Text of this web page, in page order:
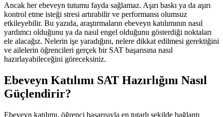
Ancak her ebeveyn tutumu fayda sağlamaz. Aşırı baskı ya da aşırı
kontrol etme isteği stresi artırabilir ve performansı olumsuz
etkileyebilir. Bu yazıda, araştırmaların ebeveyn katılımının nasıl
yardımcı olduğunu ya da nasıl engel olduğunu gösterdiği noktaları
ele alacağız. Nelerin işe yaradığını, nelere dikkat edilmesi gerektiğini
ve ailelerin öğrencileri gerçek bir SAT başarısına nasıl
hazırlayabileceğini göreceksiniz.
Ebeveyn Katılımı SAT Hazırlığını Nasıl
Güçlendirir?
Ebeveyn katılımı, öğrenci başarısıyla en tutarlı şekilde bağlantı